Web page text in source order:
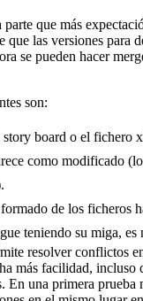
que más
que las versiones para
se pueden hacer
son:
story board o el fichero
como modificado
de los ficheros
teniendo su miga, es
resolver conflictos
más facilidad, incluso
En una primera prueba